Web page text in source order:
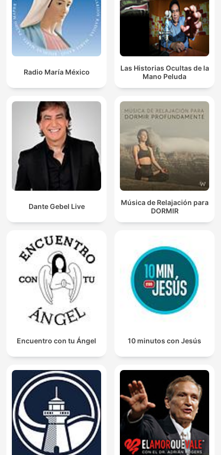
Radio María México
Las Historias Ocultas de la
Mano Peluda
Dante Gebel Live
Música de Relajación para
DORMIR
Encuentro con tu Ángel 10 minutos con Jesús